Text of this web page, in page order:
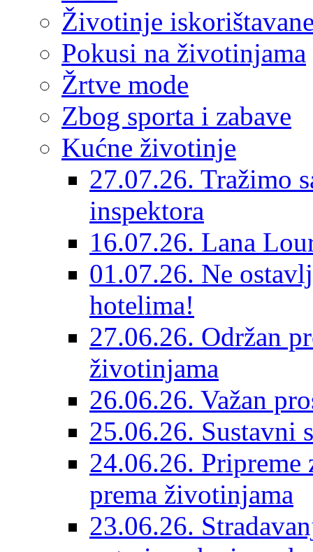
Životinje
Pokusi na životinjama
Žrtve mode
Zbog sporta i zabave
Kućne životinje
27.07.26. Tražimo
inspektora
16.07.26. Lana
01.07.26. Ne
hotelima!
27.06.26. Održan
životinjama
26.06.26. Važan
25.06.26. Sustavni
24.06.26.
prema životinjama
23.06.26.